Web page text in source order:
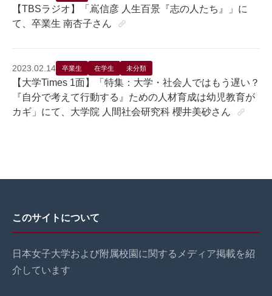
【TBSラジオ】「嶌信彦 人生百景『志の人たち』」に
て、卒業生 南杏子さん
2023.02.14 卒業生 在学生 未分類
【大学Times 1面】「特集：大学・社会人ではもう遅い？
『自分で考えて行動する』ための人材育成は幼児教育が
カギ」にて、大学院 人間社会研究科 櫻井美砂さん
このサイトについて
日本女子大学および附属校園に関するメディア掲載を紹
介しています